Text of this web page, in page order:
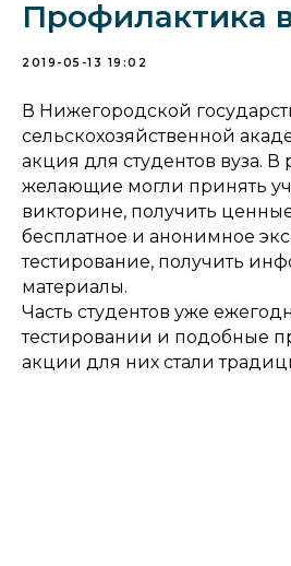
Профилактика
2019-05-13 19:02
В Нижегородской
сельскохозяйственной
акция для студентов вуза. В
желающие могли принять
викторине, получить
бесплатное и анонимное
тестирование, получить
материалы.
Часть студентов уже
тестировании и подобные
акции для них стали